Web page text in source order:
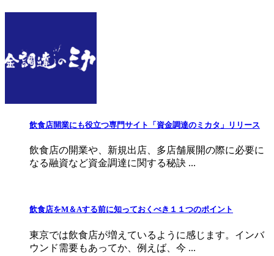
飲食店開業にも役立つ専門サイト「資金調達のミカタ」リリース
飲食店の開業や、新規出店、多店舗展開の際に必要に
なる融資など資金調達に関する秘訣 ...
飲食店をМ＆Aする前に知っておくべき１１つのポイント
東京では飲食店が増えているように感じます。インバ
ウンド需要もあってか、例えば、今 ...